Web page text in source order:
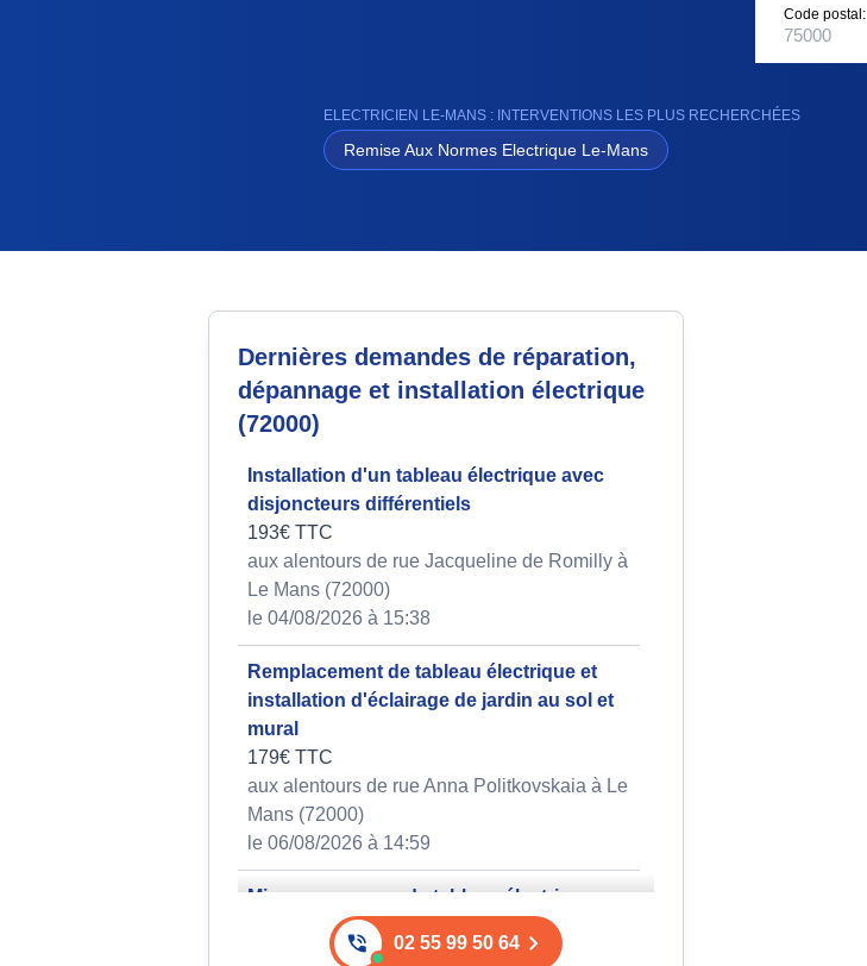
Code postal:
ELECTRICIEN LE-MANS : INTERVENTIONS LES PLUS RECHERCHÉES
Remise Aux Normes Electrique Le-Mans
Dernières demandes de réparation,
dépannage et installation électrique
(72000)
Installation d'un tableau électrique avec
disjoncteurs différentiels
193€ TTC
aux alentours de rue Jacqueline de Romilly à
Le Mans (72000)
le 04/08/2026 à 15:38
Remplacement de tableau électrique et
installation d'éclairage de jardin au sol et
mural
179€ TTC
aux alentours de rue Anna Politkovskaia à Le
Mans (72000)
le 06/08/2026 à 14:59
Mise aux normes de tableau électrique
incluant remplacement par un tableau 3
rangées, installation de 8 fusibles 10A, 3
02 55 99 50 64